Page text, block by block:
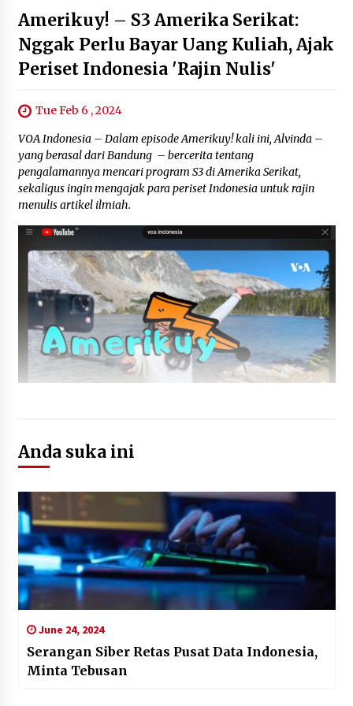
November 14, 2023
Amerikuy! – S3 Amerika Serikat:
Nggak Perlu Bayar Uang Kuliah, Ajak
Periset Indonesia 'Rajin Nulis'
Tue Feb 6 , 2024
VOA Indonesia – Dalam episode Amerikuy! kali ini, Alvinda –
yang berasal dari Bandung – bercerita tentang
pengalamannya mencari program S3 di Amerika Serikat,
sekaligus ingin mengajak para periset Indonesia untuk rajin
menulis artikel ilmiah.
Anda suka ini
June 24, 2024
Serangan Siber Retas Pusat Data Indonesia,
Minta Tebusan